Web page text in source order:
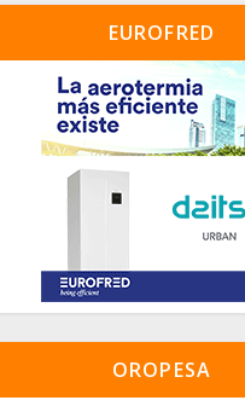
EUROFRED
OROPESA